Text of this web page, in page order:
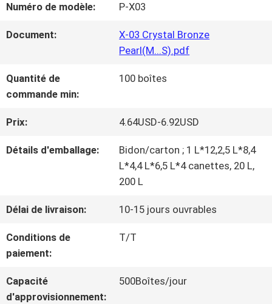
VISITE
CONTACT
NOUVELLES
Numéro de modèle: P-X03
Document:
X-03 Crystal Bronze
Pearl(M...S).pdf
Quantité de
commande min:
100 boîtes
Prix: 4.64USD-6.92USD
Détails d'emballage:
Bidon/carton ; 1 L*12,2,5 L*8,4
L*4,4 L*6,5 L*4 canettes, 20 L,
200 L
Délai de livraison: 10-15 jours ouvrables
Conditions de
paiement:
T/T
Capacité
d'approvisionnement:
500Boîtes/jour